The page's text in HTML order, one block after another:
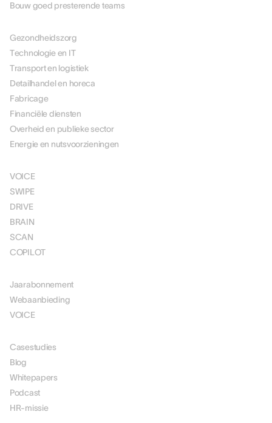
Bouw goed presterende teams
Gezondheidszorg
Technologie en IT
Transport en logistiek
Detailhandel en horeca
Fabricage
Financiële diensten
Overheid en publieke sector
Energie en nutsvoorzieningen
VOICE
SWIPE
DRIVE
BRAIN
SCAN
COPILOT
Jaarabonnement
Webaanbieding
VOICE
Casestudies
Blog
Whitepapers
Podcast
HR-missie